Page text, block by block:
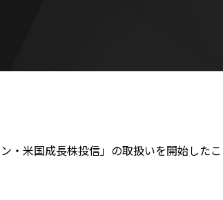
米国成長株投信」の取扱いを開始したこ